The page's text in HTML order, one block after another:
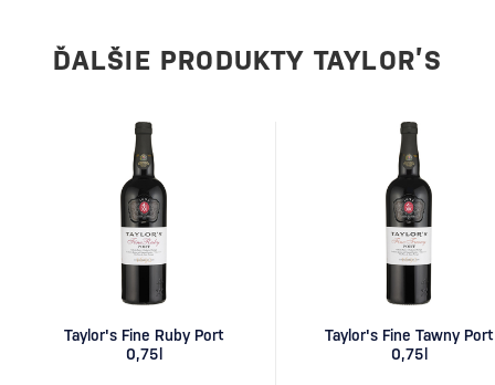
ĎALŠIE PRODUKTY TAYLOR’S
Taylor's Fine Ruby Port
0,75l
Taylor's Fine Tawny Port
0,75l